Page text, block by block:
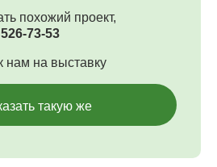
похожий проект,
73-53
нам на выставку
такую же